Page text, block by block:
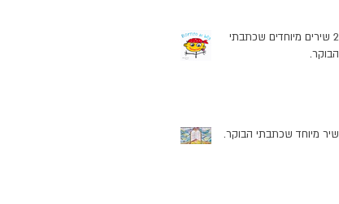
2 שירים מיוחדים שכתבתי
הבוקר.
שיר מיוחד שכתבתי הבוקר.